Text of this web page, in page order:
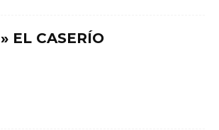
» EL CASERÍO